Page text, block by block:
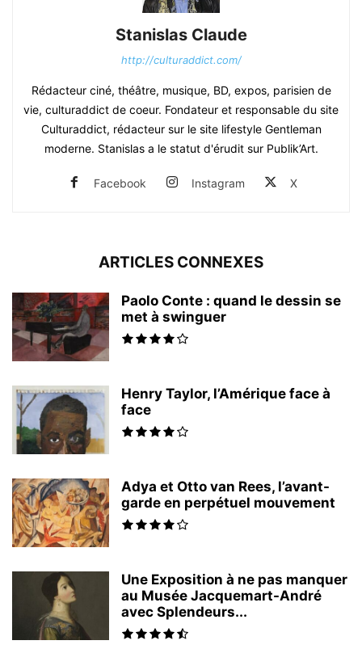
Stanislas Claude
http://culturaddict.com/
Rédacteur ciné, théâtre, musique, BD, expos, parisien de
vie, culturaddict de coeur. Fondateur et responsable du site
Culturaddict, rédacteur sur le site lifestyle Gentleman
moderne. Stanislas a le statut d'érudit sur Publik’Art.
Facebook Instagram X
ARTICLES CONNEXES
Paolo Conte : quand le dessin se
met à swinguer
Henry Taylor, l’Amérique face à
face
Adya et Otto van Rees, l’avant-
garde en perpétuel mouvement
Une Exposition à ne pas manquer
au Musée Jacquemart-André
avec Splendeurs...